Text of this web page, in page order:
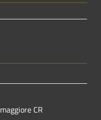
CR